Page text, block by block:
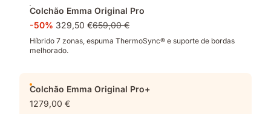
capa
CalmTec.
Colchão Emma Original Pro
-50% 329,50 €659,00 €
Híbrido 7 zonas, espuma ThermoSync® e suporte de bordas
melhorado.
Colchão Emma Original Pro+
1279,00 €